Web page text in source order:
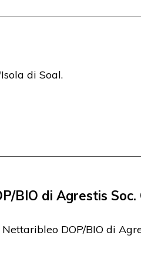
di Soal.
BIO di Agrestis Soc.
DOP/BIO di